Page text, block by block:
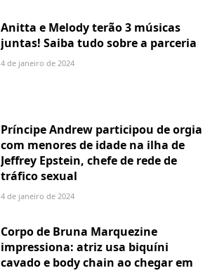
Anitta e Melody terão 3 músicas
juntas! Saiba tudo sobre a parceria
4 de janeiro de 2024
Príncipe Andrew participou de orgia
com menores de idade na ilha de
Jeffrey Epstein, chefe de rede de
tráfico sexual
4 de janeiro de 2024
Corpo de Bruna Marquezine
impressiona: atriz usa biquíni
cavado e body chain ao chegar em